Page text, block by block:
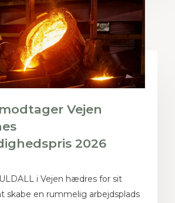
Vejen
2026
i Vejen hædres for sit
skabe en rummelig arbejdsplads